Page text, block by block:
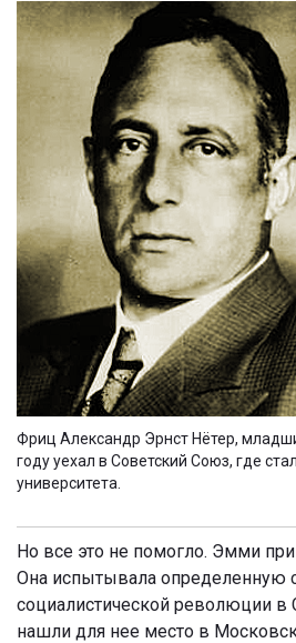
Фриц Александр Эрнст Нётер,
году уехал в Советский Союз, где
университета.
Но все это не помогло. Эмми
Она испытывала определенную
социалистической революции
нашли для нее место в